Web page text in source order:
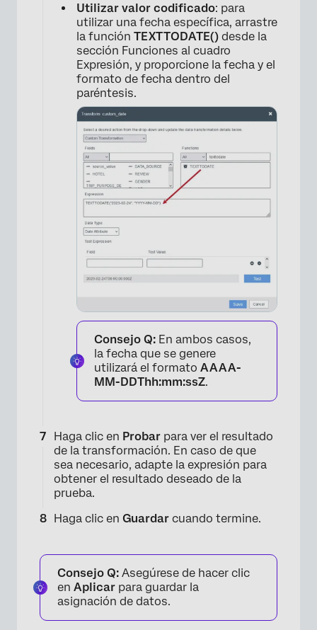
Utilizar valor codificado: para
utilizar una fecha específica, arrastre
la función TEXTTODATE() desde la
sección Funciones al cuadro
Expresión, y proporcione la fecha y el
formato de fecha dentro del
paréntesis.
Consejo Q: En ambos casos,
la fecha que se genere
utilizará el formato AAAA-
MM-DDThh:mm:ssZ.
Haga clic en Probar para ver el resultado
de la transformación. En caso de que
sea necesario, adapte la expresión para
obtener el resultado deseado de la
prueba.
Haga clic en Guardar cuando termine.
Consejo Q: Asegúrese de hacer clic
en Aplicar para guardar la
asignación de datos.